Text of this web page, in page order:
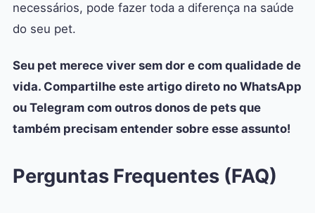
necessários, pode fazer toda a diferença na saúde
do seu pet.
Seu pet merece viver sem dor e com qualidade de
vida. Compartilhe este artigo direto no WhatsApp
ou Telegram com outros donos de pets que
também precisam entender sobre esse assunto!
Perguntas Frequentes (FAQ)